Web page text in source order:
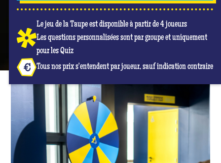
Le jeu de la Taupe est disponible à partir de 4 joueurs
Les questions personnalisées sont par groupe et uniquement
pour les Quiz
Tous nos prix s'entendent par joueur, sauf indication contraire